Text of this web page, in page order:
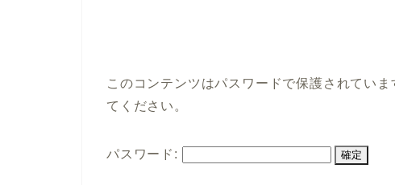
このコンテンツはパスワードで保護されてい
てください。
パスワード: